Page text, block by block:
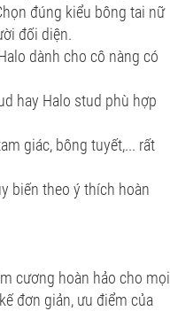
đúng kiểu bông tai nữ
đối diện.
dành cho cô nàng có
hay Halo stud phù hợp
giác, bông tuyết,... rất
biến theo ý thích hoàn
cương hoàn hảo cho mọi
đơn giản, ưu điểm của